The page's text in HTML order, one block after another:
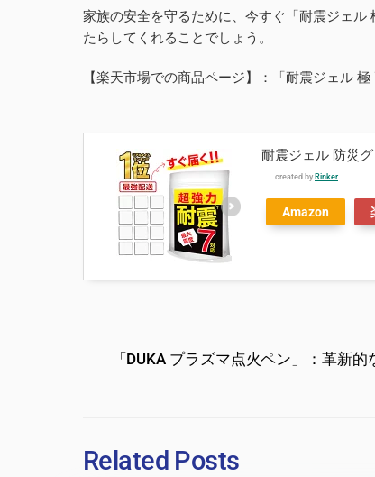
家族の安全を守るために、今すぐ「耐震ジェ
たらしてくれることでしょう。
【楽天市場での商品ページ】：「耐震ジェル 極
耐震ジェル 防災
created by Rinker
Amazon
「DUKA プラズマ点火ペン」：革新
Related Posts